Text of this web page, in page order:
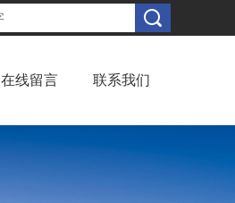
在线留言 联系我们